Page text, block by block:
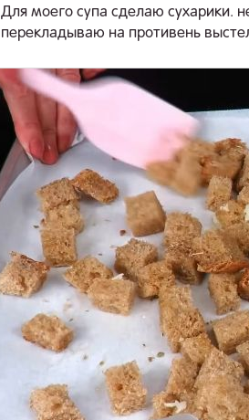
Для моего супа сделаю сухарики.
перекладываю на противень